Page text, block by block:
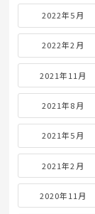
2022年5月
2022年2月
2021年11月
2021年8月
2021年5月
2021年2月
2020年11月